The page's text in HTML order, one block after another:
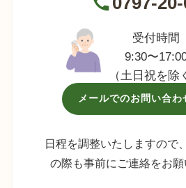
受付時間
9:30〜
（土日祝を除
メールでのお問い合わ
日程を調整いたしますので
の際も事前にご連絡をお願